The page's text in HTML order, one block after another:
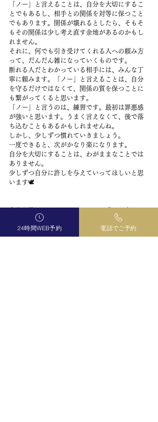
「ノー」と言えることは、自分を大切にするこ
とでもあるし、相手との関係を対等に保つこと
でもあります。関係が壊れるとしたら、そもそ
もその関係は少し考え直す余地があるのかもし
れません。
それに、何でも引き受けてくれる人への頼み方
って、だんだん雑になっていくものです。
断れる人だとわかっている相手には、みんな丁
寧に頼みます。「ノー」と言えることは、自分
を守るだけではなくて、関係の質を保つことに
も繋がってくると思います。
「ノー」と言うのは、練習です。最初は罪悪感
が強いと思います。うまく言えなくて、後で落
ち込むこともあるかもしれませんね。
しかし、少しずつ慣れていきましょう。
一度できると、次がかなり楽になります。
自分を大切にすることは、わがままなことでは
ありません。
少しずつ自分に許しを与えていってほしいと思
います🕊️
ひとりで抱え込まずに、ぜひ一度お話しにきて
くださいね☺️
24時間WEB予約 電話でご予約